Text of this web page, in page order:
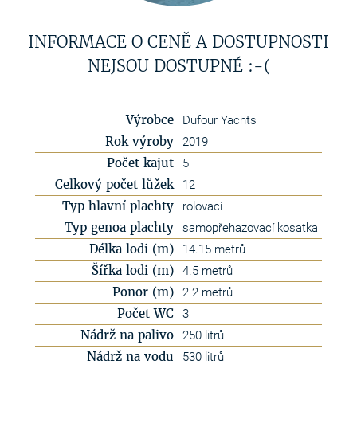
INFORMACE O CENĚ A DOSTUPNOSTI
NEJSOU DOSTUPNÉ :-(
Výrobce Dufour Yachts
Rok výroby 2019
Počet kajut 5
Celkový počet lůžek 12
Typ hlavní plachty rolovací
Typ genoa plachty samopřehazovací kosatka
Délka lodi (m) 14.15 metrů
Šířka lodi (m) 4.5 metrů
Ponor (m) 2.2 metrů
Počet WC 3
Nádrž na palivo 250 litrů
Nádrž na vodu 530 litrů